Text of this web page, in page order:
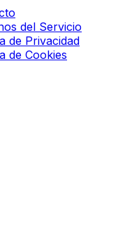
del Servicio
de Privacidad
de Cookies